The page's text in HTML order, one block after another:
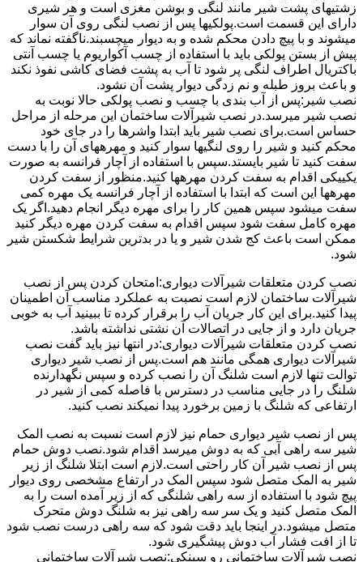
زشتیهای پشت شیر مانند لنگی و بوشن مغزی است و هر شیری
دارای این قسمت است.پولکیها پس از نصب لنگی روی آن سوار
میشوند و با پیچ دادن محکم شده و به دیوار میچسبند.ناگفته نماند که
پیش از بستن پولکی باید با استفاده از چسب آکواریوم یا چسب آنتی
باکتریال اطراف لنگی پر شود تا آب به پشت فضای کاشی نفوذ نکند
و باعث بروز طبله و نم زدگی دیوار پشت آن نشود.
نصب شیر:پس از آب بندی با چسب و نصب پولکی حالا نوبت به
نصب شیر میرسد.در نصب شیرآلات ساختمان این مرحله از مراحل
حساس است.برای نصب شیر باید ابتدا واشرها را در جای خود
محکم کنید و شیر را روی لنگیها سوار کنید و مهرههای آن را با دست
سفت کنید تا شیر بایستد.سپس با استفاده از آچار فرانسه به صورت
یکییکی اقدام به سفت کردن مهرهها کنید.منظور از سفت کردن
مهرهها این است که ابتدا با استفاده از آچار فرانسه یک مهره کمی
سفت میشود سپس همین کار را برای مهره دیگر انجام دهید.اگر یک
مهره کامل سفت شود سپس اقدام به سفت کردن مهره دیگر کنید
ممکن است باعث کج شدن شیر و یا در بدترین شرایط شکستن شیر
شود.
نصب کردن متعلقات شیرآلات دیواری:امتحان کردن پس از نصب
شیرآلات ساختمان لازم است نصبت به عملکرد مناسب آن اطمینان
پیدا کنید.برای این کار جریان آب را برقرار کرده تا ببینید آب به خوبی
جریان دارد و از جایی در اتصالات آن نشتی نداشته باشد.
نصب کردن متعلقات شیرآلات دیواری:در انتها نیز باید گفت نصب
شیرآلات دیواری همگی مانند هم است.پس از نصب شیر دیواری
توالت تنها لازم است شلنگ آن را نصب کرده و سپس نگهدارنده
شلنگ را در جایی مناسب در دسترس با فاصله کمی از شیر در
ارتفاعی که شلنگ با زمین برخورد پیدا نمیکند نصب کنید.
پس از نصب شیر دیواری حمام نیز لازم است نسبت به نصب المک
شیر سه راهی آبی که به دوش میرسد اقدام شود.نصب دوش حمام
پس از نصب شیر آن کار راحتی است.لازم است ابتلا شلنگ از زیر
شیر به المک متصل شود سپس المک در ارتفاع مشخصی روی دیوار
پیچ شود با استفاده از سه راهی شلنگی که از زیر آمده است را به
المک متصل کنید و یک سر سه راهی نیز به شلنگ دوش متحرک
متصل میشود.در اینجا باید دقت شود که سه راهی درست نصب شود
تا از افت فشار آب دوش پیشگیری شود.
نصب شیرآلات ساختمانی رو سینکی:نصب شیرآلات ساختمانی